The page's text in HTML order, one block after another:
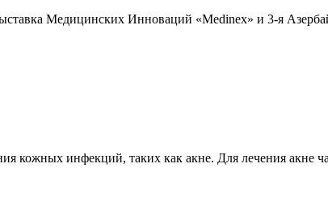
Медицинских Инноваций «Medinex» и 3-я
кожных инфекций, таких как акне. Для лечения акне